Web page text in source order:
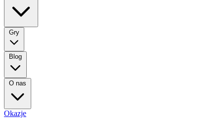
Gry
Blog
O nas
Okazje